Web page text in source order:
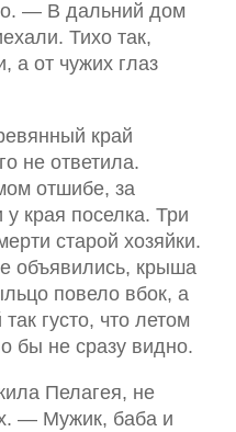
— В дальний дом
Тихо так,
а от чужих глаз
край
не ответила.
отшибе, за
края поселка. Три
старой хозяйки.
объявились, крыша
повело вбок, а
густо, что летом
бы не сразу видно.
Пелагея, не
— Мужик, баба и